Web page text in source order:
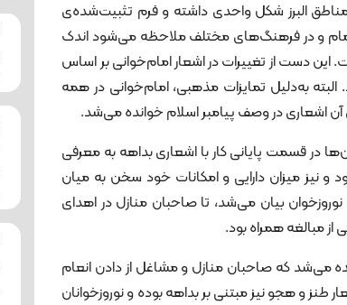
البرز شکل واحدی داشته و فرم تثبیت‌شده‌ی
امام و در فرهنگ‌های مختلف ملاحظه می‌شود اندک
این دست از تغییرات در اشعار امام‌خوانی بر اساس
به‌دلیل تمایزات مذهبی، امام‌خوانی در همه
اشعاری در وصف پیامبر اسلام خوانده می‌شد.
در قسمت پایانی کار با اشعاری بداهه به معرفی
نیز میزان دارایی و امکانات خود سخن به میان
بیان می‌شد، تا صاحبان منازل در اهدای
از مبالغه همراه بود.
می‌شد که صاحبان منازل و مشاغل از دادن انعام
طنز و هجو نیز مبتنی بر بداهه بوده و نوروزخوانان